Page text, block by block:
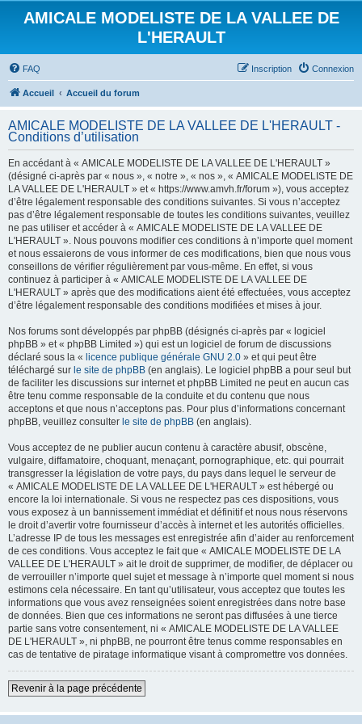
AMICALE MODELISTE DE LA VALLEE DE
L'HERAULT
FAQ Connexion
Inscription
Accueil Accueil du forum
AMICALE MODELISTE DE LA VALLEE DE L'HERAULT -
Conditions d’utilisation
En accédant à « AMICALE MODELISTE DE LA VALLEE DE L'HERAULT »
(désigné ci-après par « nous », « notre », « nos », « AMICALE MODELISTE DE
LA VALLEE DE L'HERAULT » et « https://www.amvh.fr/forum »), vous acceptez
d’être légalement responsable des conditions suivantes. Si vous n’acceptez
pas d’être légalement responsable de toutes les conditions suivantes, veuillez
ne pas utiliser et accéder à « AMICALE MODELISTE DE LA VALLEE DE
L'HERAULT ». Nous pouvons modifier ces conditions à n’importe quel moment
et nous essaierons de vous informer de ces modifications, bien que nous vous
conseillons de vérifier régulièrement par vous-même. En effet, si vous
continuez à participer à « AMICALE MODELISTE DE LA VALLEE DE
L'HERAULT » après que des modifications aient été effectuées, vous acceptez
d’être légalement responsable des conditions modifiées et mises à jour.
Nos forums sont développés par phpBB (désignés ci-après par « logiciel
phpBB » et « phpBB Limited ») qui est un logiciel de forum de discussions
déclaré sous la « licence publique générale GNU 2.0 » et qui peut être
téléchargé sur le site de phpBB (en anglais). Le logiciel phpBB a pour seul but
de faciliter les discussions sur internet et phpBB Limited ne peut en aucun cas
être tenu comme responsable de la conduite et du contenu que nous
acceptons et que nous n’acceptons pas. Pour plus d’informations concernant
phpBB, veuillez consulter le site de phpBB (en anglais).
Vous acceptez de ne publier aucun contenu à caractère abusif, obscène,
vulgaire, diffamatoire, choquant, menaçant, pornographique, etc. qui pourrait
transgresser la législation de votre pays, du pays dans lequel le serveur de
« AMICALE MODELISTE DE LA VALLEE DE L'HERAULT » est hébergé ou
encore la loi internationale. Si vous ne respectez pas ces dispositions, vous
vous exposez à un bannissement immédiat et définitif et nous nous réservons
le droit d’avertir votre fournisseur d’accès à internet et les autorités officielles.
L’adresse IP de tous les messages est enregistrée afin d’aider au renforcement
de ces conditions. Vous acceptez le fait que « AMICALE MODELISTE DE LA
VALLEE DE L'HERAULT » ait le droit de supprimer, de modifier, de déplacer ou
de verrouiller n’importe quel sujet et message à n’importe quel moment si nous
estimons cela nécessaire. En tant qu’utilisateur, vous acceptez que toutes les
informations que vous avez renseignées soient enregistrées dans notre base
de données. Bien que ces informations ne seront pas diffusées à une tierce
partie sans votre consentement, ni « AMICALE MODELISTE DE LA VALLEE
DE L'HERAULT », ni phpBB, ne pourront être tenus comme responsables en
cas de tentative de piratage informatique visant à compromettre vos données.
Revenir à la page précédente